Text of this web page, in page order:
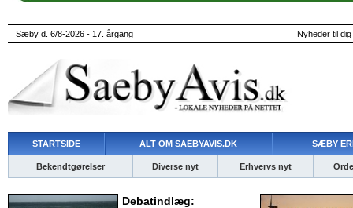
Sæby d. 6/8-2026 - 17. årgang Nyheder til
STARTSIDE ALT OM SAEBYAVIS.DK SÆBY
Bekendtgørelser Diverse nyt Erhvervs nyt
Debatindlæg: